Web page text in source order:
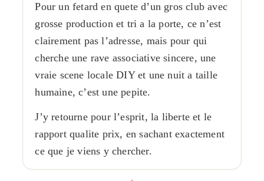
Pour un fetard en quete d’un gros club avec
grosse production et tri a la porte, ce n’est
clairement pas l’adresse, mais pour qui
cherche une rave associative sincere, une
vraie scene locale DIY et une nuit a taille
humaine, c’est une pepite.
J’y retourne pour l’esprit, la liberte et le
rapport qualite prix, en sachant exactement
ce que je viens y chercher.